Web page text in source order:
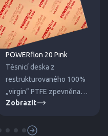
POWERflon 20 Pink
Těsnicí deska z
restrukturovaného 100%
„virgin” PTFE zpevněna
křemičitým plnivem proti
vysoké tlaky a teploty.
Zobrazit